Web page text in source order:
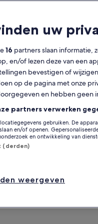
mogelijk
1 u
Mobiele voucher
Meerdere talen
de charme van Konstanz
wandeltocht door
met het verkennen van het
middeleeuwse steegjes met
zoals Hohe Haus en Haus
Geniet van een mooie
tegenkomt en zijn
uw
16 partners slaan informatie,
en/of lezen deze van een
bevestigen of
op de pagina met onze
en hebben geen
partners verwerken
gebruiken. De
en/of openen.
en ontwikkeling van
(derden)
weergeven